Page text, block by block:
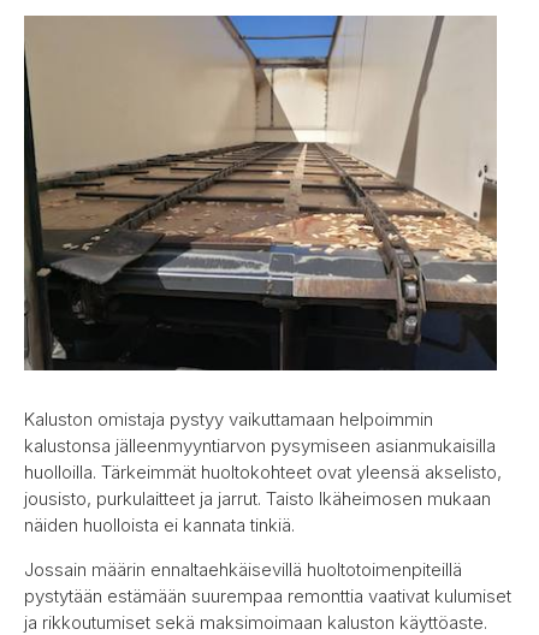
Kaluston omistaja pystyy vaikuttamaan helpoimmin
kalustonsa jälleenmyyntiarvon pysymiseen asianmukaisilla
huolloilla. Tärkeimmät huoltokohteet ovat yleensä akselisto,
jousisto, purkulaitteet ja jarrut. Taisto Ikäheimosen mukaan
näiden huolloista ei kannata tinkiä.
Jossain määrin ennaltaehkäisevillä huoltotoimenpiteillä
pystytään estämään suurempaa remonttia vaativat kulumiset
ja rikkoutumiset sekä maksimoimaan kaluston käyttöaste.